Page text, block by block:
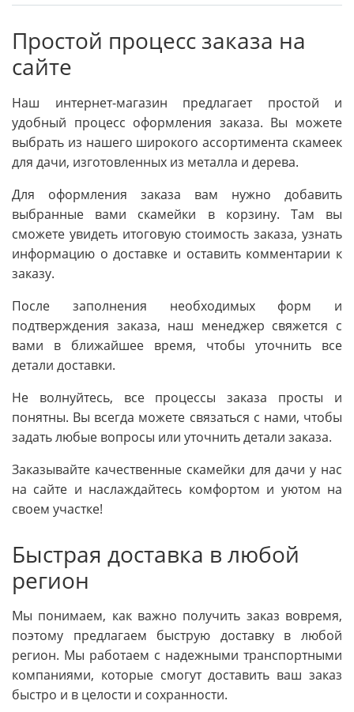
Простой процесс заказа на
сайте
Наш интернет-магазин предлагает простой и
удобный процесс оформления заказа. Вы можете
выбрать из нашего широкого ассортимента скамеек
для дачи, изготовленных из металла и дерева.
Для оформления заказа вам нужно добавить
выбранные вами скамейки в корзину. Там вы
сможете увидеть итоговую стоимость заказа, узнать
информацию о доставке и оставить комментарии к
заказу.
После заполнения необходимых форм и
подтверждения заказа, наш менеджер свяжется с
вами в ближайшее время, чтобы уточнить все
детали доставки.
Не волнуйтесь, все процессы заказа просты и
понятны. Вы всегда можете связаться с нами, чтобы
задать любые вопросы или уточнить детали заказа.
Заказывайте качественные скамейки для дачи у нас
на сайте и наслаждайтесь комфортом и уютом на
своем участке!
Быстрая доставка в любой
регион
Мы понимаем, как важно получить заказ вовремя,
поэтому предлагаем быструю доставку в любой
регион. Мы работаем с надежными транспортными
компаниями, которые смогут доставить ваш заказ
быстро и в целости и сохранности.